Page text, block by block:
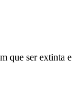
que ser extinta